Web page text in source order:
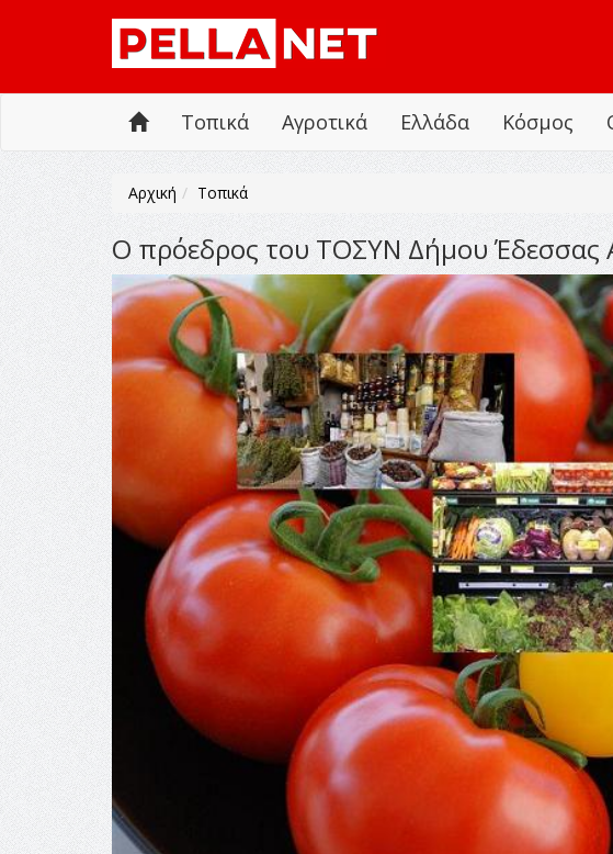
Τοπικά Αγροτικά Ελλάδα Κόσμος
Αρχική Τοπικά
Ο πρόεδρος του ΤΟΣΥΝ Δήμου Έδεσσας